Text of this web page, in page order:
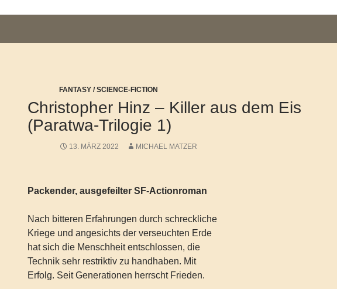
FANTASY / SCIENCE-FICTION
Christopher Hinz – Killer aus dem Eis
(Paratwa-Trilogie 1)
13. MÄRZ 2022 MICHAEL MATZER
Packender, ausgefeilter SF-Actionroman
Nach bitteren Erfahrungen durch schreckliche
Kriege und angesichts der verseuchten Erde
hat sich die Menschheit entschlossen, die
Technik sehr restriktiv zu handhaben. Mit
Erfolg. Seit Generationen herrscht Frieden.